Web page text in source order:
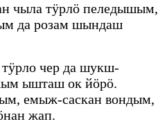
чыла тӱрлӧ пеледышым,
да розам шындаш
чер да шукш-
ышташ ок йӧрӧ.
емыж-саскан вондым,
жап.